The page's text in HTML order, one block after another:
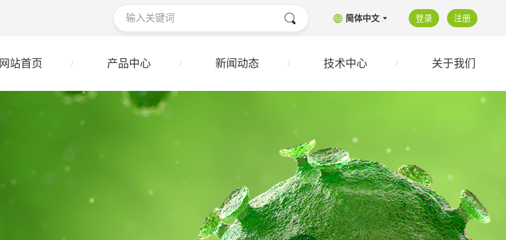
简体中文 登录 注册
网站首页 产品中心 新闻动态 技术中心 关于我们